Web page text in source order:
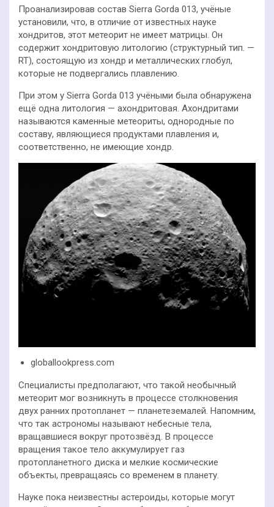
Проанализировав состав Sierra Gorda 013, учёные
установили, что, в отличие от известных науке
хондритов, этот метеорит не имеет матрицы. Он
содержит хондритовую литологию (структурный тип. —
RT), состоящую из хондр и металлических глобул,
которые не подвергались плавлению.
При этом у Sierra Gorda 013 учёными была обнаружена
ещё одна литология — ахондритовая. Ахондритами
называются каменные метеориты, однородные по
составу, являющиеся продуктами плавления и,
соответственно, не имеющие хондр.
globallookpress.com
Специалисты предполагают, что такой необычный
метеорит мог возникнуть в процессе столкновения
двух ранних протопланет — планетеземалей. Напомним,
что так астрономы называют небесные тела,
вращавшиеся вокруг протозвёзд. В процессе
вращения такое тело аккумулирует газ
протопланетного диска и мелкие космические
объекты, превращаясь со временем в планету.
Науке пока неизвестны астероиды, которые могут